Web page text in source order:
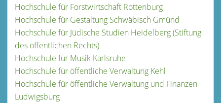
Hochschule für Forstwirtschaft Rottenburg
Hochschule für Gestaltung Schwäbisch Gmünd
Hochschule für Jüdische Studien Heidelberg (Stiftung
des öffentlichen Rechts)
Hochschule für Musik Karlsruhe
Hochschule für öffentliche Verwaltung Kehl
Hochschule für öffentliche Verwaltung und Finanzen
Ludwigsburg